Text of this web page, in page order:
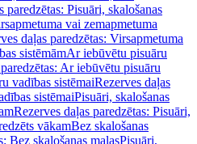
paredzētas: Pisuāri, skalošanas
vai zemapmetuma
daļas paredzētas: Virsapmetuma
sistēmāmAr iebūvētu pisuāru
Ar iebūvētu pisuāru
vadības sistēmaiRezerves daļas
sistēmaiPisuāri, skalošanas
Rezerves daļas paredzētas: Pisuāri,
vākamBez skalošanas
Bez skalošanas malasPisuāri,